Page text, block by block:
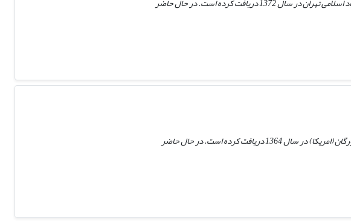
حسن افراخته متولد 1334 از شهر گیلان، دوره دکتری رشته جغرافیای انسانی خود را از دانشگاه آزاد اسلامی تهران در سال 1372 دریافت کرده است. در حال حاضر
احمد اکبری متولد 1330 از شهر بم، دوره دکتری رشته اقتصاد کشاورزی خود را از دانشگاه ایالتی اورگان (امریکا) در سال 1364 دریافت کرده است. در حال حاضر